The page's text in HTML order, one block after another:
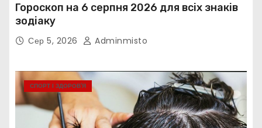
Гороскоп на 6 серпня 2026 для всіх знаків
зодіаку
Сер 5, 2026 Adminmisto
СПОРТ І ЗДОРОВ’Я